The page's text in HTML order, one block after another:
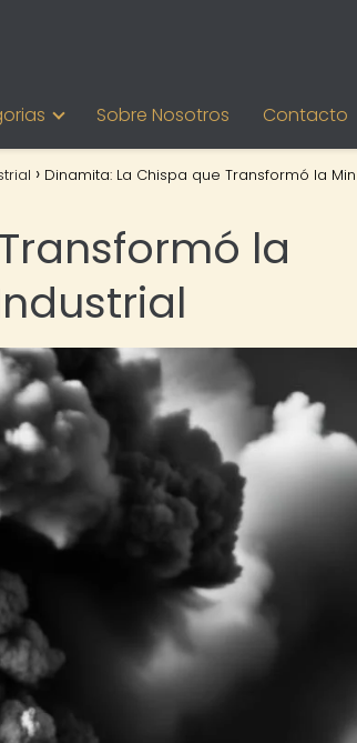
Sobre Nosotros Contacto
Dinamita: La Chispa que Transformó la
la